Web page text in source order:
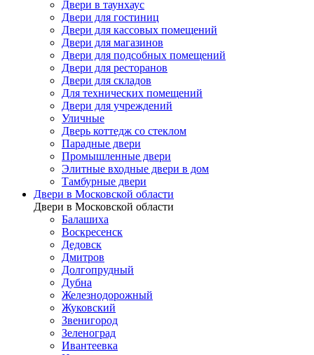
Двери в таунхаус
Двери для гостиниц
Двери для кассовых помещений
Двери для магазинов
Двери для подсобных помещений
Двери для ресторанов
Двери для складов
Для технических помещений
Двери для учреждений
Уличные
Дверь коттедж со стеклом
Парадные двери
Промышленные двери
Элитные входные двери в дом
Тамбурные двери
Двери в Московской области
Двери в Московской области
Балашиха
Воскресенск
Дедовск
Дмитров
Долгопрудный
Дубна
Железнодорожный
Жуковский
Звенигород
Зеленоград
Ивантеевка